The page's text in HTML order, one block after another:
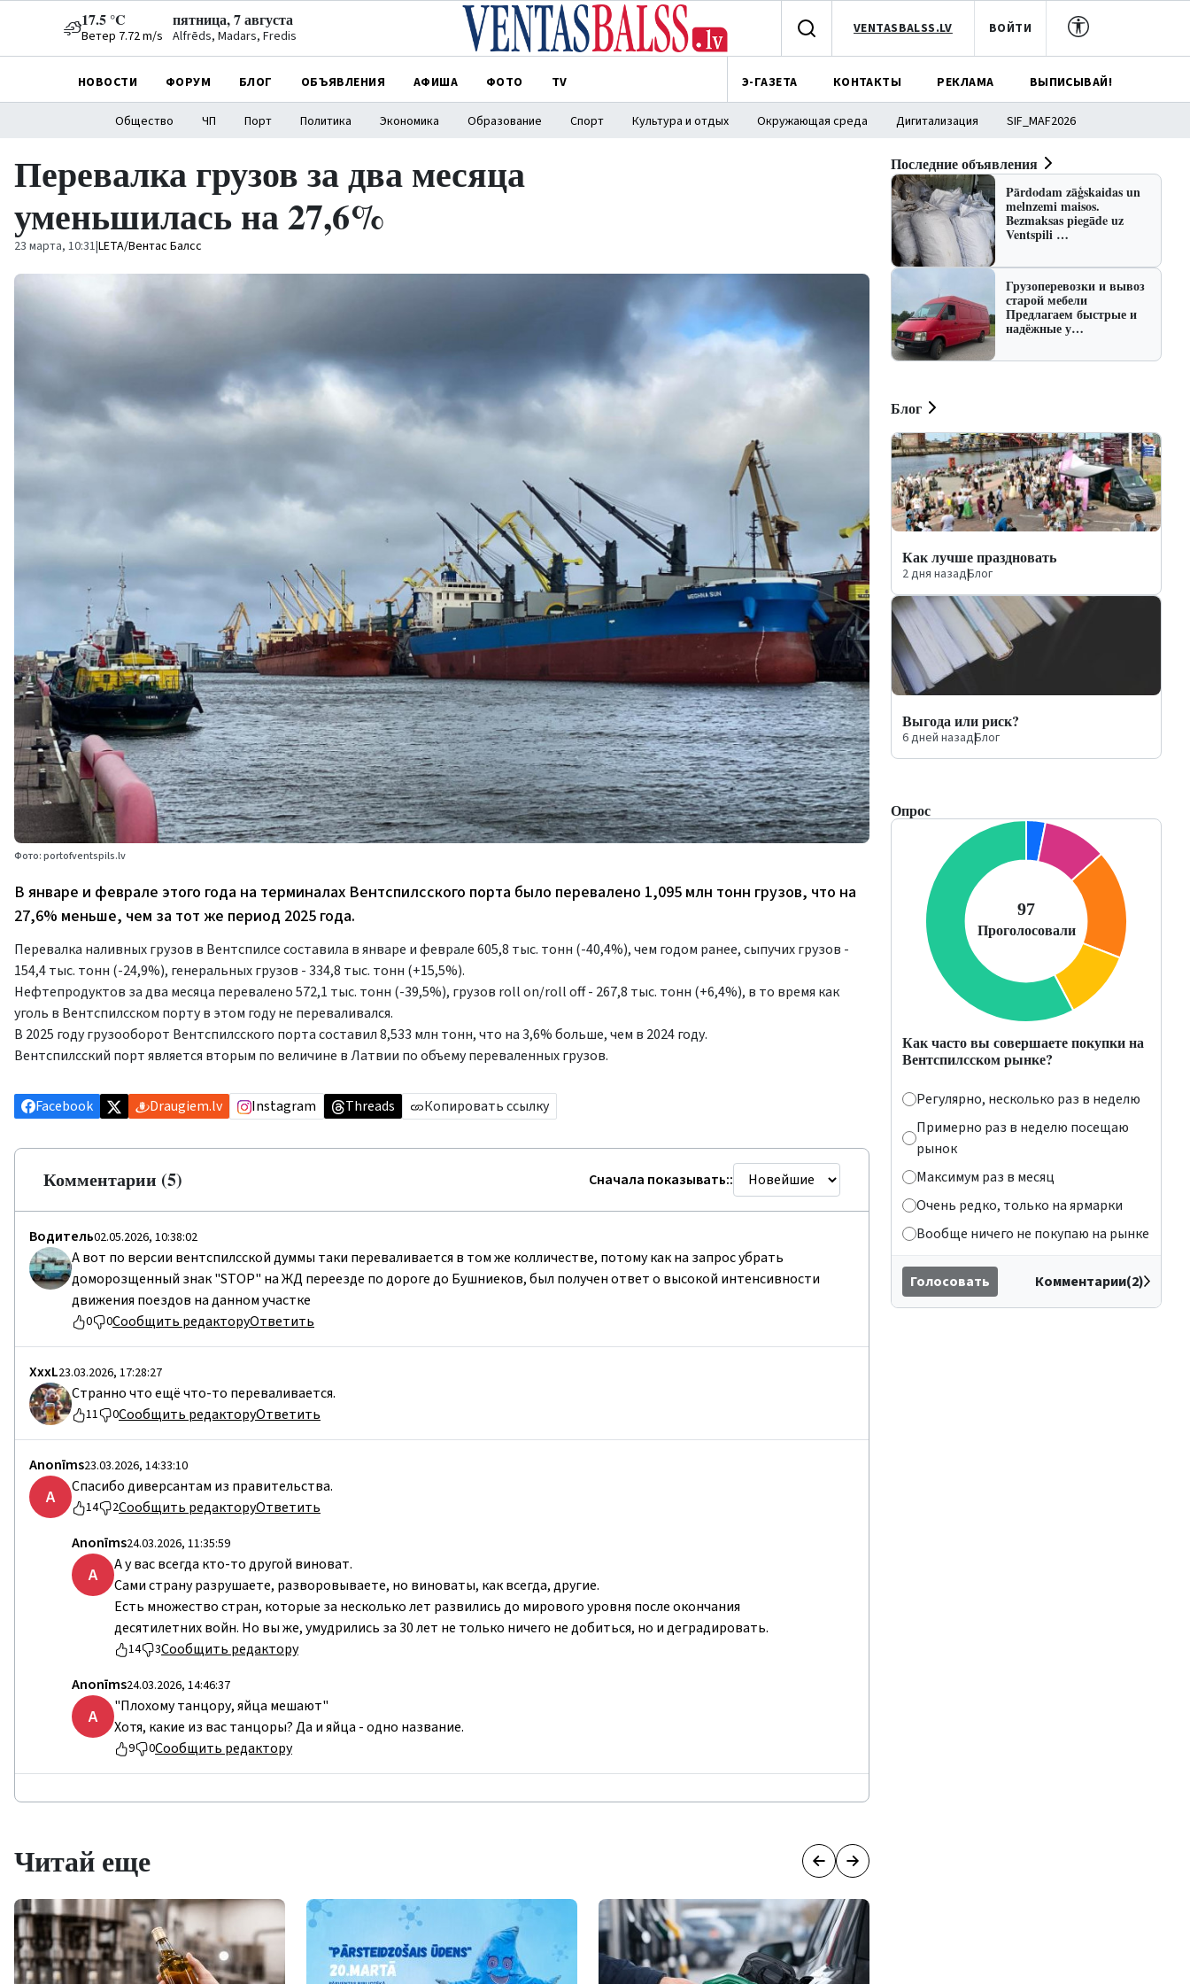
17.5 °C
Ветер 7.72 m/s
пятница, 7 августа
Alfrēds, Madars, Fredis VENTASBALSS.LV ВОЙТИ
НОВОСТИ ФОРУМ БЛОГ ОБЪЯВЛЕНИЯ АФИША ФОТО TV Э-ГАЗЕТА КОНТАКТЫ РЕКЛАМА ВЫПИСЫВАЙ!
Общество ЧП Порт Политика Экономика Образование Спорт Культура и отдых Окружающая среда Дигитализация SIF_MAF2026
Перевалка грузов за два месяца
уменьшилась на 27,6%
23 марта, 10:31|LETA/Вентас Балсс
Фото: portofventspils.lv
В январе и феврале этого года на терминалах Вентспилсского порта было перевалено 1,095 млн тонн грузов, что на
27,6% меньше, чем за тот же период 2025 года.
Перевалка наливных грузов в Вентспилсе составила в январе и феврале 605,8 тыс. тонн (-40,4%), чем годом ранее, сыпучих грузов -
154,4 тыс. тонн (-24,9%), генеральных грузов - 334,8 тыс. тонн (+15,5%).
Нефтепродуктов за два месяца перевалено 572,1 тыс. тонн (-39,5%), грузов roll on/roll off - 267,8 тыс. тонн (+6,4%), в то время как
уголь в Вентспилсском порту в этом году не переваливался.
В 2025 году грузооборот Вентспилсского порта составил 8,533 млн тонн, что на 3,6% больше, чем в 2024 году.
Вентспилсский порт является вторым по величине в Латвии по объему переваленных грузов.
Facebook Draugiem.lv Instagram Threads Копировать ссылку
Комментарии (5) Сначала показывать::
Водитель02.05.2026, 10:38:02
А вот по версии вентспилсской думмы таки переваливается в том же колличестве, потому как на запрос убрать
доморозщенный знак "STOP" на ЖД переезде по дороге до Бушниеков, был получен ответ о высокой интенсивности
движения поездов на данном участке
0 0Сообщить редакторуОтветить
ХххL23.03.2026, 17:28:27
Странно что ещё что-то переваливается.
11 0Сообщить редакторуОтветить
Anonīms23.03.2026, 14:33:10
A Спасибо диверсантам из правительства.
14 2Сообщить редакторуОтветить
Anonīms24.03.2026, 11:35:59
A
А у вас всегда кто-то другой виноват.
Сами страну разрушаете, разворовываете, но виноваты, как всегда, другие.
Есть множество стран, которые за несколько лет развились до мирового уровня после окончания
десятилетних войн. Но вы же, умудрились за 30 лет не только ничего не добиться, но и деградировать.
14 3Сообщить редактору
Anonīms24.03.2026, 14:46:37
A
"Плохому танцору, яйца мешают"
Хотя, какие из вас танцоры? Да и яйца - одно название.
9 0Сообщить редактору
Читай еще
Последние объявления
Pārdodam zāģskaidas un
melnzemi maisos.
Bezmaksas piegāde uz
Ventspili …
Грузоперевозки и вывоз
старой мебели
Предлагаем быстрые и
надёжные у…
Блог
Как лучше праздновать
2 дня назад|Блог
Выгода или риск?
6 дней назад|Блог
Опрос
Как часто вы совершаете покупки на
Вентспилсском рынке?
Регулярно, несколько раз в неделю
Примерно раз в неделю посещаю
рынок
Максимум раз в месяц
Очень редко, только на ярмарки
Вообще ничего не покупаю на рынке
Голосовать Комментарии(2)